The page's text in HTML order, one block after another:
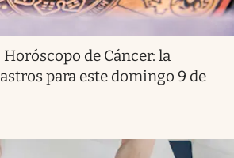
Horóscopo de Cáncer: la
para este domingo 9 de